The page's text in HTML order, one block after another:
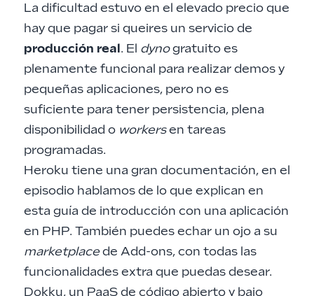
La dificultad estuvo en el elevado precio que
hay que pagar si queires un servicio de
producción real. El dynogratuito es
plenamente funcional para realizar demos y
pequeñas aplicaciones, pero no es
suficiente para tener persistencia, plena
disponibilidad o workersen tareas
programadas.
Heroku tiene una gran documentación, en el
episodio hablamos de lo que explican en
esta guía de introducción con una aplicación
en PHP. También puedes echar un ojo a su
marketplacede Add-ons, con todas las
funcionalidades extra que puedas desear.
Dokku, un PaaS de código abierto y bajo